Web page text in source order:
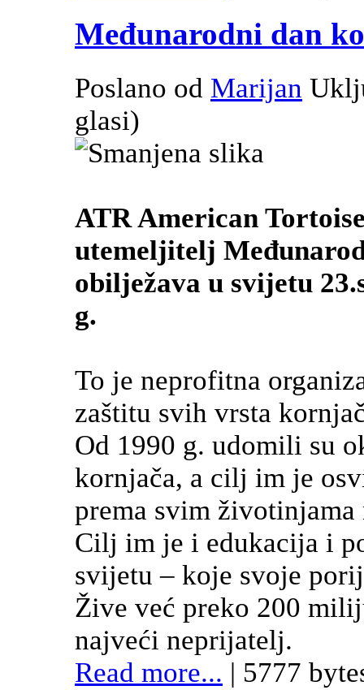
Međunarodni dan
Poslano od Marijan
glasi)
ATR American
utemeljitelj
obilježava u svijetu
g.
To je neprofitna
zaštitu svih vrsta
Od 1990 g. udomili su
kornjača, a cilj im je
prema svim
Cilj im je i edukacija i
svijetu – koje svoje
Žive već preko 200
najveći neprijatelj.
Read more... | 5777